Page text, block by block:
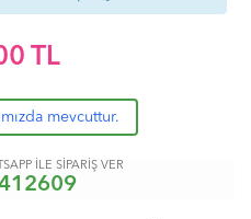
TL
mevcuttur.
İLE SİPARİŞ VER